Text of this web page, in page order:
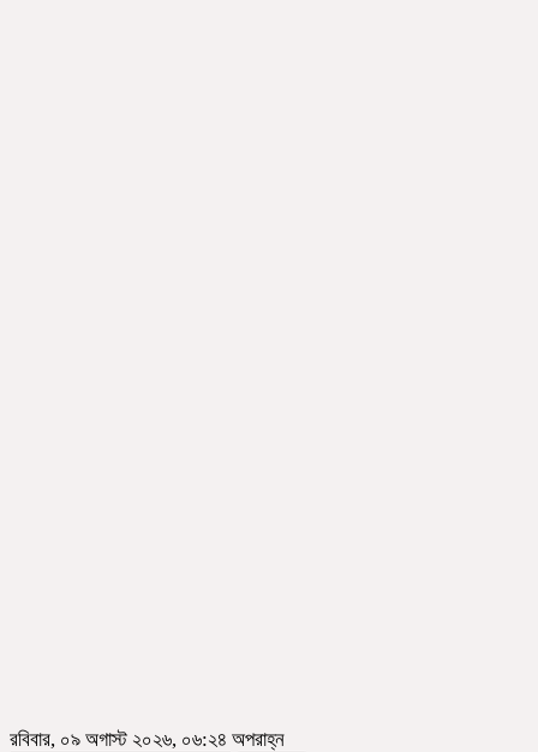
রবিবার, ০৯ অগাস্ট ২০২৬, ০৬:২৪ অপরাহ্ন